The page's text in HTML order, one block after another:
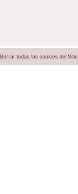
Borrar todas las cookies del Sitio